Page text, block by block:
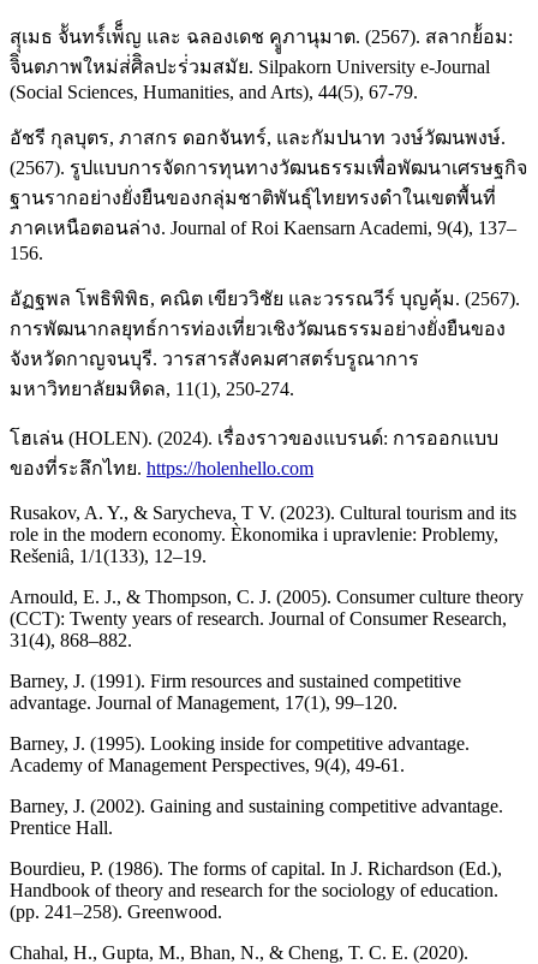
สุุเมธ จัันทร์์เพ็็ญ และ ฉลองเดช คููภานุมาต. (2567). สลากย้้อม:
จิินตภาพใหม่ส่่ศิิลปะร่่วมสมัย. Silpakorn University e-Journal
(Social Sciences, Humanities, and Arts), 44(5), 67-79.
อัชรี กุลบุตร, ภาสกร ดอกจันทร์, และกัมปนาท วงษ์วัฒนพงษ์.
(2567). รูปแบบการจัดการทุนทางวัฒนธรรมเพื่อพัฒนาเศรษฐกิจ
ฐานรากอย่างยั่งยืนของกลุ่มชาติพันธุ์ไทยทรงดำในเขตพื้นที่
ภาคเหนือตอนล่าง. Journal of Roi Kaensarn Academi, 9(4), 137–
156.
อัฏฐพล โพธิพิพิธ, คณิต เขียววิชัย และวรรณวีร์ บุญคุ้ม. (2567).
การพัฒนากลยุทธ์การท่องเที่ยวเชิงวัฒนธรรมอย่างยั่งยืนของ
จังหวัดกาญจนบุรี. วารสารสังคมศาสตร์บรูณาการ
มหาวิทยาลัยมหิดล, 11(1), 250-274.
โฮเล่น (HOLEN). (2024). เรื่องราวของแบรนด์: การออกแบบ
ของที่ระลึกไทย. https://holenhello.com
Rusakov, A. Y., & Sarycheva, T V. (2023). Cultural tourism and its
role in the modern economy. Èkonomika i upravlenie: Problemy,
Rešeniâ, 1/1(133), 12–19.
Arnould, E. J., & Thompson, C. J. (2005). Consumer culture theory
(CCT): Twenty years of research. Journal of Consumer Research,
31(4), 868–882.
Barney, J. (1991). Firm resources and sustained competitive
advantage. Journal of Management, 17(1), 99–120.
Barney, J. (1995). Looking inside for competitive advantage.
Academy of Management Perspectives, 9(4), 49-61.
Barney, J. (2002). Gaining and sustaining competitive advantage.
Prentice Hall.
Bourdieu, P. (1986). The forms of capital. In J. Richardson (Ed.),
Handbook of theory and research for the sociology of education.
(pp. 241–258). Greenwood.
Chahal, H., Gupta, M., Bhan, N., & Cheng, T. C. E. (2020).